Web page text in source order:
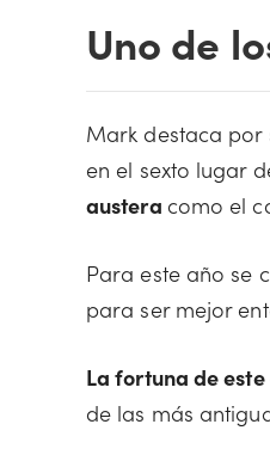
Uno de
Mark destaca por
en el sexto lugar
austera como el
Para este año se
para ser mejor
La fortuna de
de las más